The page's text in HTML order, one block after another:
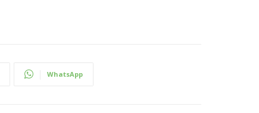
WhatsApp